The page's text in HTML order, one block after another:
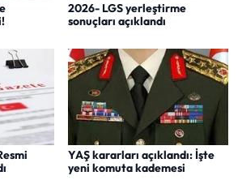
2026- LGS yerleştirme
sonuçları açıklandı
YAŞ kararları açıklandı: İşte
yeni komuta kademesi